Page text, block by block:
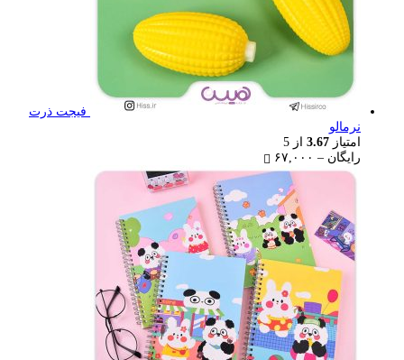
فیجت ذرت
نرمالو
امتیاز 3.67 از 5
رایگان – ۶۷,۰۰۰
range:
through
۶۷,۰۰۰ تومان